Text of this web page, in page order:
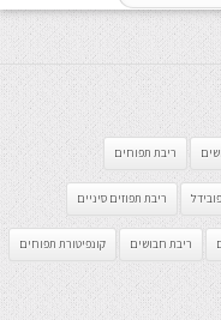
ריבת תפוחים
ריבת תפוזים סיניים
ריבת חבושים קונפיטורת תפוחים